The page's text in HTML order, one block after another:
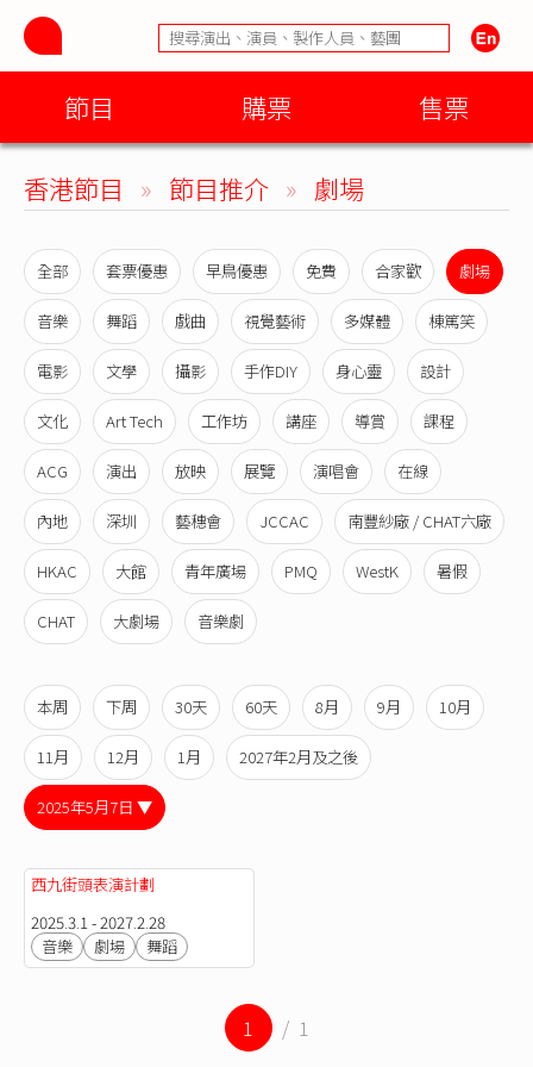
節目 購票 售票
香港節目 » 節目推介 » 劇場
全部 套票優惠 早鳥優惠 免費 合家歡 劇場
音樂 舞蹈 戲曲 視覺藝術 多媒體 棟篤笑
電影 文學 攝影 手作DIY 身心靈 設計
文化 Art Tech 工作坊 講座 導賞 課程
ACG 演出 放映 展覽 演唱會 在線
內地 深圳 藝穗會 JCCAC 南豐紗廠 / CHAT六廠
HKAC 大館 青年廣場 PMQ WestK 暑假
CHAT 大劇場 音樂劇
本周 下周 30天 60天 8月 9月 10月
11月 12月 1月 2027年2月及之後
2025年5月7日 ▼
西九街頭表演計劃
2025.3.1 - 2027.2.28
音樂
劇場 舞蹈
1 / 1